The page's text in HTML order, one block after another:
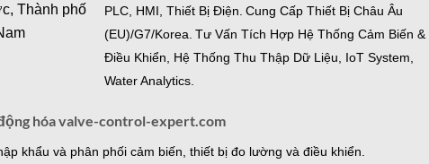
Thành phố
PLC, HMI, Thiết Bị Điện. Cung Cấp Thiết Bị Châu Âu
(EU)/G7/Korea. Tư Vấn Tích Hợp Hệ Thống Cảm Biến &
Điều Khiển, Hệ Thống Thu Thập Dữ Liệu, IoT System,
Water Analytics.
hóa valve-control-expert.com
khẩu và phân phối cảm biến, thiết bị đo lường và điều khiển.